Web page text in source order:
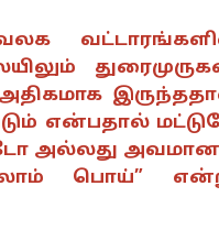
என்பதால்
அல்லது
பொய்”
சிஎம் விஜய்
கர்நாடகாவிற்கு வர
வேண்டாம் -
டி.கே.சிவக்குமார்
திடீர் அறிவிப்பு -
காரணம் என்ன.?
ஜோதிடம்